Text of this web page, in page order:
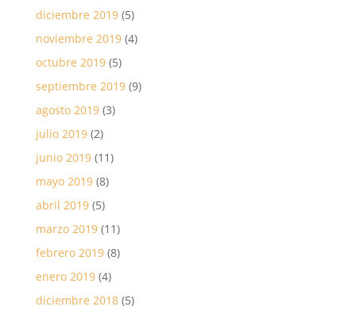
diciembre 2019(5)
noviembre 2019(4)
octubre 2019(5)
septiembre 2019(9)
agosto 2019(3)
julio 2019(2)
junio 2019(11)
mayo 2019(8)
abril 2019(5)
marzo 2019(11)
febrero 2019(8)
enero 2019(4)
diciembre 2018(5)